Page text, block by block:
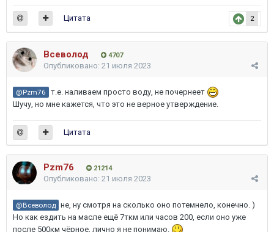
2
Цитата
Всеволод 4707
Опубликовано: 21 июля 2023
@Pzm76
т.е. наливаем просто воду, не почернеет
Шучу, но мне кажется, что это не верное утверждение.
Цитата
Pzm76 21214
Опубликовано: 21 июля 2023
@Всеволод не, ну смотря на сколько оно потемнело, конечно. )
Но как ездить на масле ещё 7ткм или часов 200, если оно уже
после 500км чёрное, лично я не понимаю.